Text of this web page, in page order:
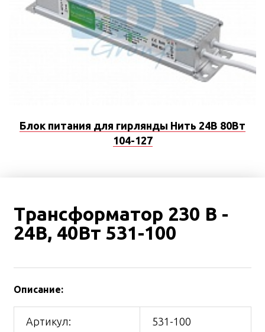
Блок питания для гирлянды Нить 24В 80Вт
104-127
Трансформатор 230 В -
24В, 40Вт 531-100
Описание:
Артикул: 531-100